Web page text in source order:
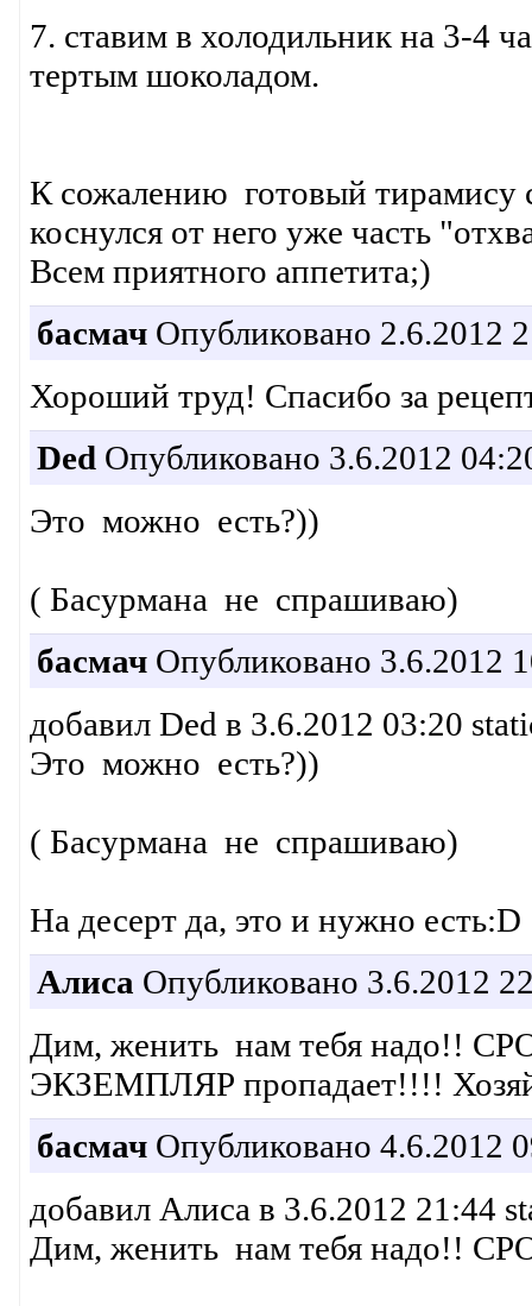
7. ставим в холодильник на 3-4
тертым шоколадом.
К сожалению готовый тирамису
коснулся от него уже часть
Всем приятного аппетита;)
басмачОпубликовано 2.6.2012
Хороший труд! Спасибо за
Ded Опубликовано 3.6.2012
Это можно есть?))
( Басурмана не спрашиваю)
басмачОпубликовано 3.6.2012
добавил Ded в 3.6.2012 03:20
Это можно есть?))
( Басурмана не спрашиваю)
На десерт да, это и нужно есть:D
Алиса Опубликовано 3.6.2012
Дим, женить нам тебя надо!!
ЭКЗЕМПЛЯР пропадает!!!!
басмачОпубликовано 4.6.2012
добавил Алиса в 3.6.2012 21:44
Дим, женить нам тебя надо!!